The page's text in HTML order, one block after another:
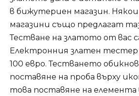
в бижутериен магазин. Някои
магазини също предлагат
Тестване на златото от вас
Електронния златен тестер
100 евро. Тестването
поставяне на проба върху
това поставяне на елемента